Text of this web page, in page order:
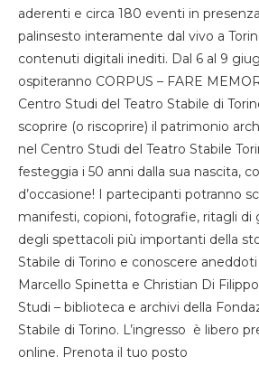
aderenti e circa 180 eventi in
palinsesto interamente dal vivo a
contenuti digitali inediti. Dal 6 al 9
ospiteranno CORPUS – FARE
Centro Studi del Teatro Stabile di
scoprire (o riscoprire) il patrimonio
nel Centro Studi del Teatro Stabile
festeggia i 50 anni dalla sua nascita,
d’occasione! I partecipanti potranno
manifesti, copioni, fotografie, ritagli di
degli spettacoli più importanti della
Stabile di Torino e conoscere
Marcello Spinetta e Christian Di
Studi – biblioteca e archivi della
Stabile di Torino. L’ingresso è libero
online. Prenota il tuo posto